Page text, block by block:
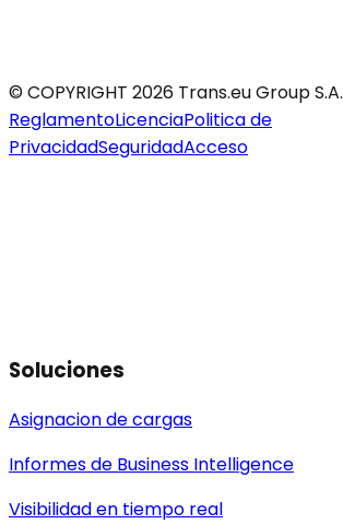
© COPYRIGHT 2026 Trans.eu Group S.A.
ReglamentoLicenciaPolitica de
PrivacidadSeguridadAcceso
Soluciones
Asignacion de cargas
Informes de Business Intelligence
Visibilidad en tiempo real